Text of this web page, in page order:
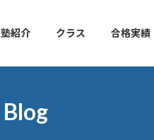
塾紹介 クラス 合格実績
Blog